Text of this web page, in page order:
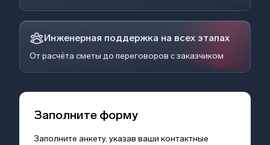
Инженерная поддержка на всех этапах
От расчёта сметы до переговоров с заказчиком
Заполните форму
Заполните анкету, указав ваши контактные